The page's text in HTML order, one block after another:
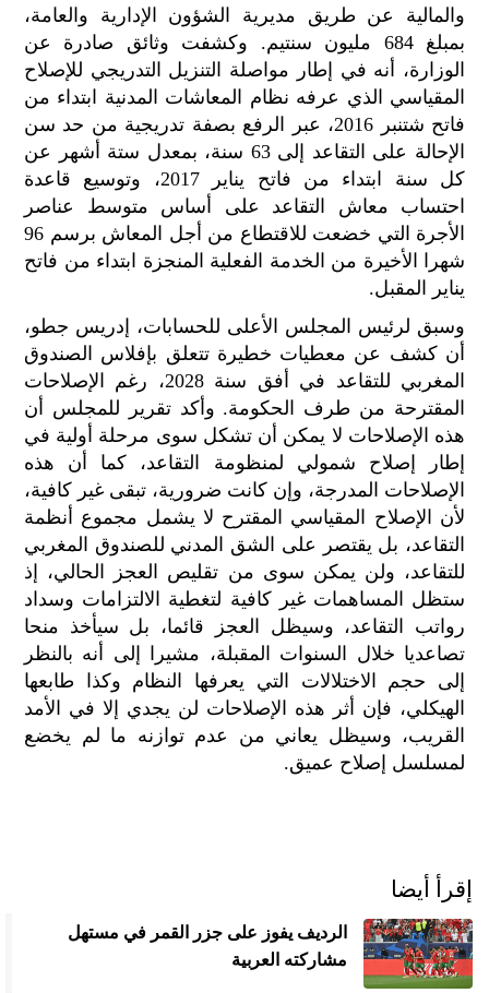
والمالية عن طريق مديرية الشؤون الإدارية والعامة،
بمبلغ 684 مليون سنتيم. وكشفت وثائق صادرة عن
الوزارة، أنه في إطار مواصلة التنزيل التدريجي للإصلاح
المقياسي الذي عرفه نظام المعاشات المدنية ابتداء من
فاتح شتنبر 2016، عبر الرفع بصفة تدريجية من حد سن
الإحالة على التقاعد إلى 63 سنة، بمعدل ستة أشهر عن
كل سنة ابتداء من فاتح يناير 2017، وتوسيع قاعدة
احتساب معاش التقاعد على أساس متوسط عناصر
الأجرة التي خضعت للاقتطاع من أجل المعاش برسم 96
شهرا الأخيرة من الخدمة الفعلية المنجزة ابتداء من فاتح
يناير المقبل.
وسبق لرئيس المجلس الأعلى للحسابات، إدريس جطو،
أن كشف عن معطيات خطيرة تتعلق بإفلاس الصندوق
المغربي للتقاعد في أفق سنة 2028، رغم الإصلاحات
المقترحة من طرف الحكومة. وأكد تقرير للمجلس أن
هذه الإصلاحات لا يمكن أن تشكل سوى مرحلة أولية في
إطار إصلاح شمولي لمنظومة التقاعد، كما أن هذه
الإصلاحات المدرجة، وإن كانت ضرورية، تبقى غير كافية،
لأن الإصلاح المقياسي المقترح لا يشمل مجموع أنظمة
التقاعد، بل يقتصر على الشق المدني للصندوق المغربي
للتقاعد، ولن يمكن سوى من تقليص العجز الحالي، إذ
ستظل المساهمات غير كافية لتغطية الالتزامات وسداد
رواتب التقاعد، وسيظل العجز قائما، بل سيأخذ منحا
تصاعديا خلال السنوات المقبلة، مشيرا إلى أنه بالنظر
إلى حجم الاختلالات التي يعرفها النظام وكذا طابعها
الهيكلي، فإن أثر هذه الإصلاحات لن يجدي إلا في الأمد
القريب، وسيظل يعاني من عدم توازنه ما لم يخضع
لمسلسل إصلاح عميق.
إقرأ أيضا
الرديف يفوز على جزر القمر في مستهل
مشاركته العربية